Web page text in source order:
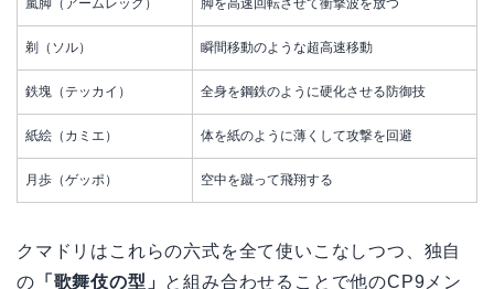
嵐脚（アームレッグ） 脚を高速回転させて衝撃波を放つ
剃（ソル） 瞬間移動のような超高速移動
鉄塊（テッカイ） 全身を鋼鉄のように硬化させる防御技
紙絵（カミエ） 体を紙のように薄くして攻撃を回避
月歩（ゲッポ） 空中を蹴って飛翔する
クマドリはこれらの六式を全て使いこなしつつ、独自
の 「歌舞伎の型」 と組み合わせることで他のCP9メン